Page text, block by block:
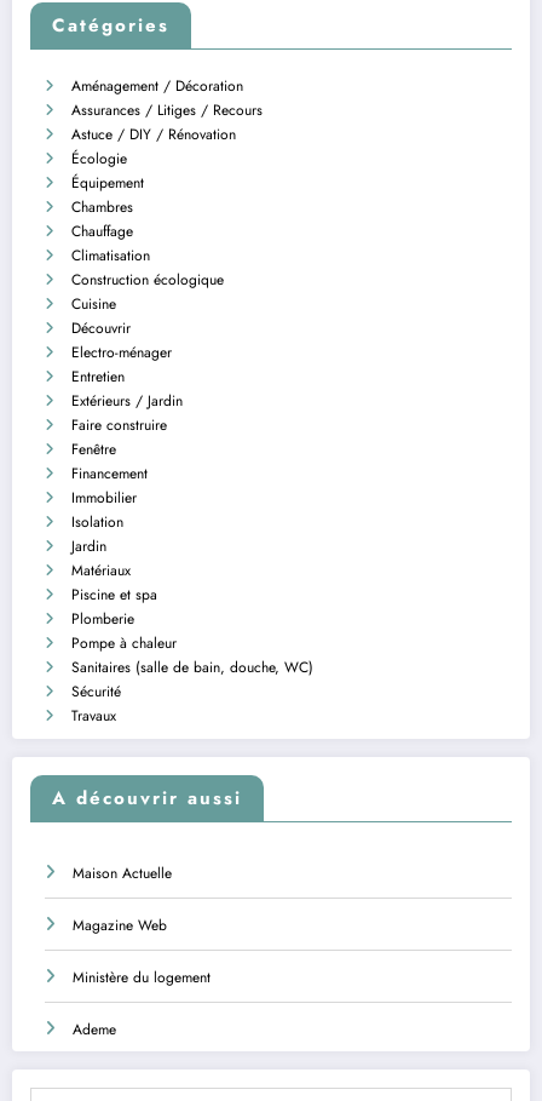
Catégories
Aménagement / Décoration
Assurances / Litiges / Recours
Astuce / DIY / Rénovation
Écologie
Équipement
Chambres
Chauffage
Climatisation
Construction écologique
Cuisine
Découvrir
Electro-ménager
Entretien
Extérieurs / Jardin
Faire construire
Fenêtre
Financement
Immobilier
Isolation
Jardin
Matériaux
Piscine et spa
Plomberie
Pompe à chaleur
Sanitaires (salle de bain, douche, WC)
Sécurité
Travaux
A découvrir aussi
Maison Actuelle
Magazine Web
Ministère du logement
Ademe